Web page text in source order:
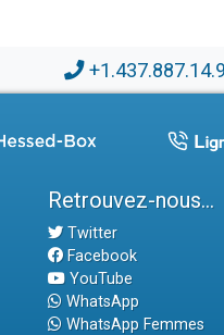
Retrouvez-nous...
Twitter
Facebook
YouTube
WhatsApp
WhatsApp Femmes